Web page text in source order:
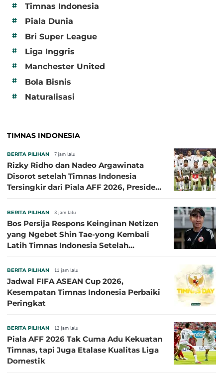
#
Timnas Indonesia
# Piala Dunia
# Bri Super League
# Liga Inggris
# Manchester United
# Bola Bisnis
# Naturalisasi
TIMNAS INDONESIA
BERITA PILIHAN 7 jam lalu
Rizky Ridho dan Nadeo Argawinata
Disorot setelah Timnas Indonesia
Tersingkir dari Piala AFF 2026, Presiden
BERITA PILIHAN 8 jam lalu
Bos Persija Respons Keinginan Netizen
yang Ngebet Shin Tae-yong Kembali
Latih Timnas Indonesia Setelah
BERITA PILIHAN 11 jam lalu
Jadwal FIFA ASEAN Cup 2026,
Kesempatan Timnas Indonesia Perbaiki
Peringkat
BERITA PILIHAN 12 jam lalu
Piala AFF 2026 Tak Cuma Adu Kekuatan
Timnas, tapi Juga Etalase Kualitas Liga
Domestik